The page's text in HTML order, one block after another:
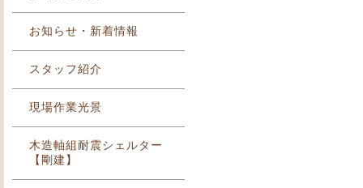
お知らせ・新着情報
スタッフ紹介
現場作業光景
木造軸組耐震シェルター
【剛建】